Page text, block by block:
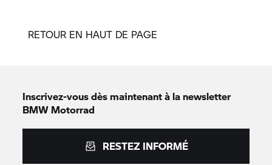
RETOUR EN HAUT DE PAGE
Inscrivez-vous dès maintenant à la newsletter
BMW Motorrad
RESTEZ INFORMÉ